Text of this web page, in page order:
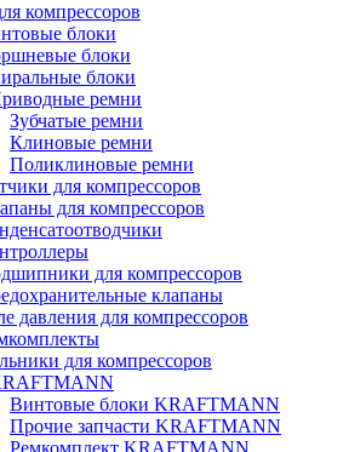
компрессоров
блоки
блоки
блоки
ремни
Зубчатые ремни
Клиновые ремни
Поликлиновые ремни
для компрессоров
для компрессоров
для компрессоров
клапаны
давления для компрессоров
для компрессоров
Винтовые блоки KRAFTMANN
Прочие запчасти KRAFTMANN
Ремкомплект KRAFTMANN